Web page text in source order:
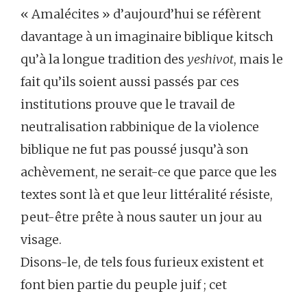
« Amalécites » d’aujourd’hui se réfèrent
davantage à un imaginaire biblique kitsch
qu’à la longue tradition des yeshivot, mais le
fait qu’ils soient aussi passés par ces
institutions prouve que le travail de
neutralisation rabbinique de la violence
biblique ne fut pas poussé jusqu’à son
achèvement, ne serait-ce que parce que les
textes sont là et que leur littéralité résiste,
peut-être prête à nous sauter un jour au
visage.
Disons-le, de tels fous furieux existent et
font bien partie du peuple juif ; cet